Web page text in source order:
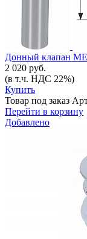
Донный клапан
2 020 руб.
(в т.ч. НДС 22%)
Купить
Товар под заказ
Перейти в корзину
Добавлено